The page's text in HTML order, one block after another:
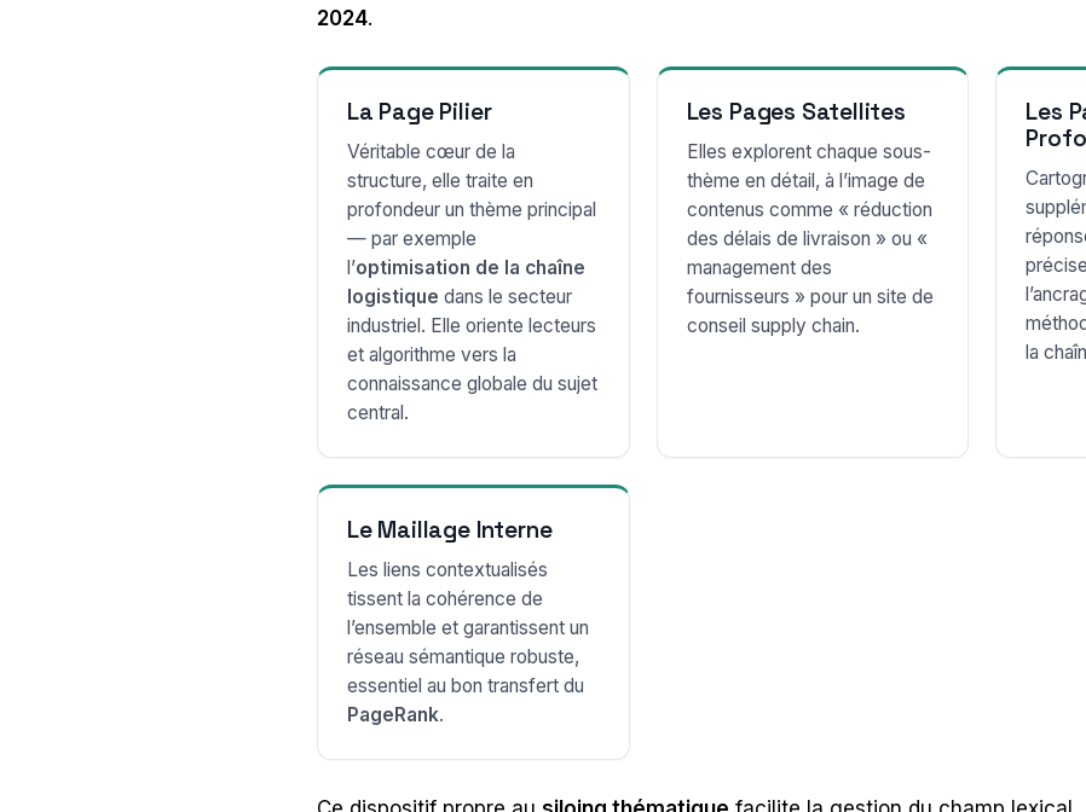
2024.
La Page Pilier
Véritable cœur de la
structure, elle traite en
profondeur un thème principal
— par exemple
l’optimisation de la chaîne
logistique dans le secteur
industriel. Elle oriente lecteurs
et algorithme vers la
connaissance globale du sujet
central.
Les Pages Satellites
Elles explorent chaque sous-
thème en détail, à l’image de
contenus comme « réduction
des délais de livraison » ou «
management des
fournisseurs » pour un site de
conseil supply chain.
Les
la
Le Maillage Interne
Les liens contextualisés
tissent la cohérence de
l’ensemble et garantissent un
réseau sémantique robuste,
essentiel au bon transfert du
PageRank.